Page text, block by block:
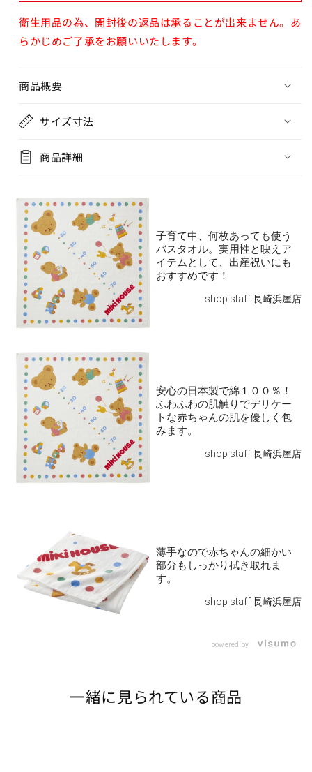
衛生用品の為、開封後の返品は承ることが出来ません。あ
らかじめご了承をお願いいたします。
商品概要
サイズ寸法
商品詳細
子育て中、何枚あっても使う
バスタオル。実用性と映えア
イテムとして、出産祝いにも
おすすめです！
shop staff 長崎浜屋店
安心の日本製で綿１００％！
ふわふわの肌触りでデリケー
トな赤ちゃんの肌を優しく包
みます。
shop staff 長崎浜屋店
薄手なので赤ちゃんの細かい
部分もしっかり拭き取れま
す。
shop staff 長崎浜屋店
powered by
一緒に見られている商品